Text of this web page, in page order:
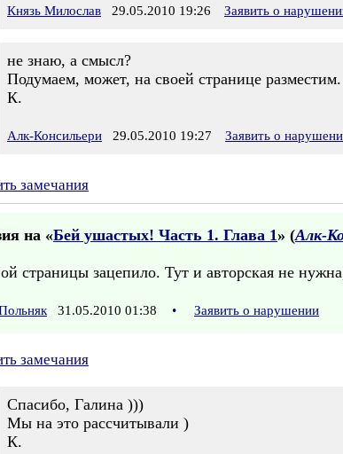
Князь Милослав 29.05.2010 19:26 Заявить о
не знаю, а смысл?
Подумаем, может, на своей странице
К.
Алк-Консильери 29.05.2010 19:27 Заявить о
замечания
на «Бей ушастых! Часть 1. Глава 1» (Алк-
страницы зацепило. Тут и авторская не
31.05.2010 01:38 • Заявить о нарушении
замечания
Спасибо, Галина )))
Мы на это рассчитывали )
К.